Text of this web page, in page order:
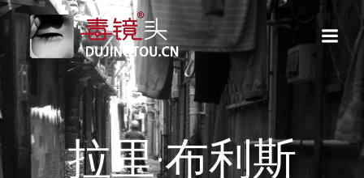
到
内
容
拉里·布利斯